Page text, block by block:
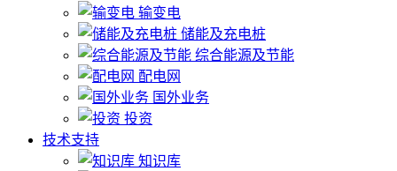
输变电
储能及充电桩
综合能源及节能
配电网
国外业务
投资
技术支持
知识库